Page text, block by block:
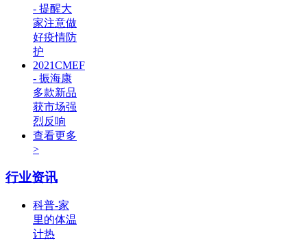
- 提醒大
家注意做
好疫情防
护
2021CMEF
- 振海康
多款新品
获市场强
烈反响
查看更多
>
行业资讯
科普-家
里的体温
计热